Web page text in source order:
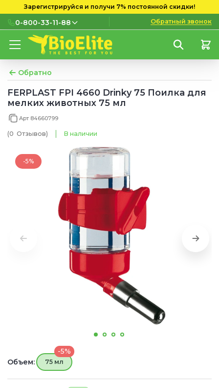
Зарегистрируйся и получи 7% постоянной скидки!
0-800-33-11-88
0-800-33-11-88
мобильных номеров
(097) 133 11 88
(095) 133 11 88
Обратный звонок
Обратно
FERPLAST FPI 4660 Drinky 75 Поилка для
мелких животных 75 мл
Арт 84660799
(0 Отзывов) В наличии
-5%
Объем:
-5%
75 мл